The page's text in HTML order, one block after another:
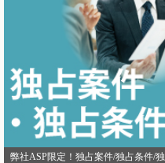
弊社ASP限定！独占案件/独占条件/独